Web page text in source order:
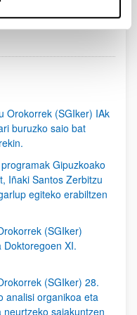
Orokorrek (SGIker) IAk
buruzko saio bat
Gipuzkoako
Iñaki Santos Zerbitzu
egiteko erabiltzen
(SGIker)
Doktoregoen XI.
(SGIker) 28.
analisi organikoa eta
saiakuntzen